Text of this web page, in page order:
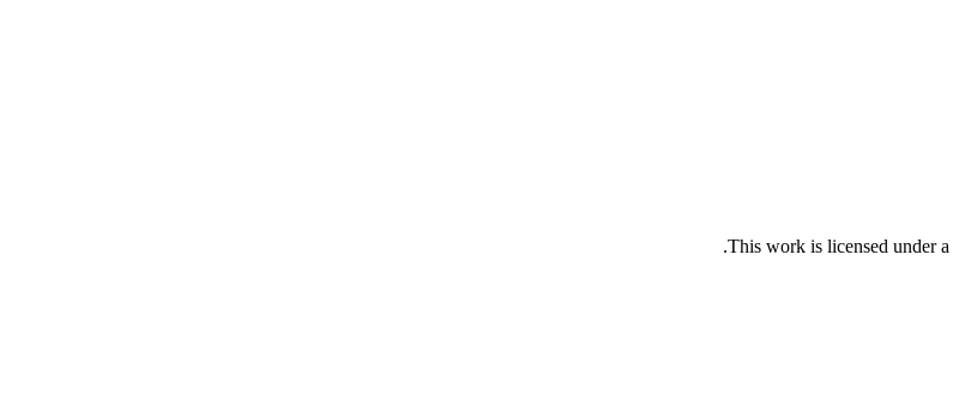
This work is licensed under a
.